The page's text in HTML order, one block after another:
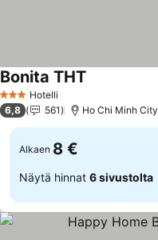
3 Tähtiluokitus
Hotelli
Bonita THT
6,8 561 Ho Chi Minh City
Alkaen 8 €
Näytä hinnat 6 sivustolta